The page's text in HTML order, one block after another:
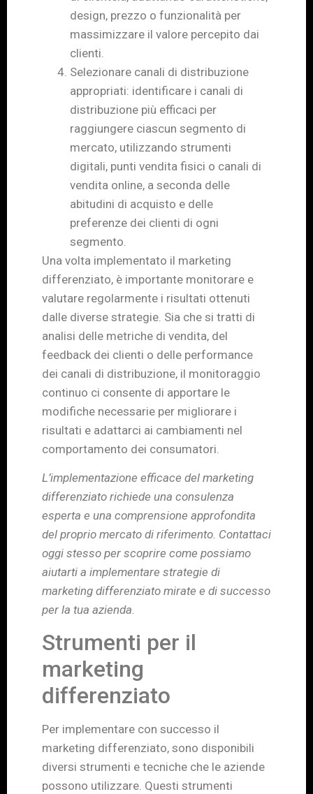
design, prezzo o funzionalità per
massimizzare il valore percepito dai
clienti.
Selezionare canali di distribuzione
appropriati: identificare i canali di
distribuzione più efficaci per
raggiungere ciascun segmento di
mercato, utilizzando strumenti
digitali, punti vendita fisici o canali di
vendita online, a seconda delle
abitudini di acquisto e delle
preferenze dei clienti di ogni
segmento.
Una volta implementato il marketing
differenziato, è importante monitorare e
valutare regolarmente i risultati ottenuti
dalle diverse strategie. Sia che si tratti di
analisi delle metriche di vendita, del
feedback dei clienti o delle performance
dei canali di distribuzione, il monitoraggio
continuo ci consente di apportare le
modifiche necessarie per migliorare i
risultati e adattarci ai cambiamenti nel
comportamento dei consumatori.
L’implementazione efficace del marketing
differenziato richiede una consulenza
esperta e una comprensione approfondita
del proprio mercato di riferimento. Contattaci
oggi stesso per scoprire come possiamo
aiutarti a implementare strategie di
marketing differenziato mirate e di successo
per la tua azienda.
Strumenti per il
marketing
differenziato
Per implementare con successo il
marketing differenziato, sono disponibili
diversi strumenti e tecniche che le aziende
possono utilizzare. Questi strumenti